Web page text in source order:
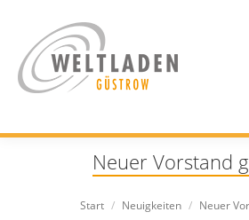
Neuer Vorstand
Sie befinden sich hier:
Start Neuigkeiten Neuer